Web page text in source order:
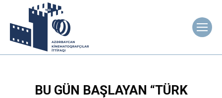
BU GÜN BAŞLAYAN “TÜRK